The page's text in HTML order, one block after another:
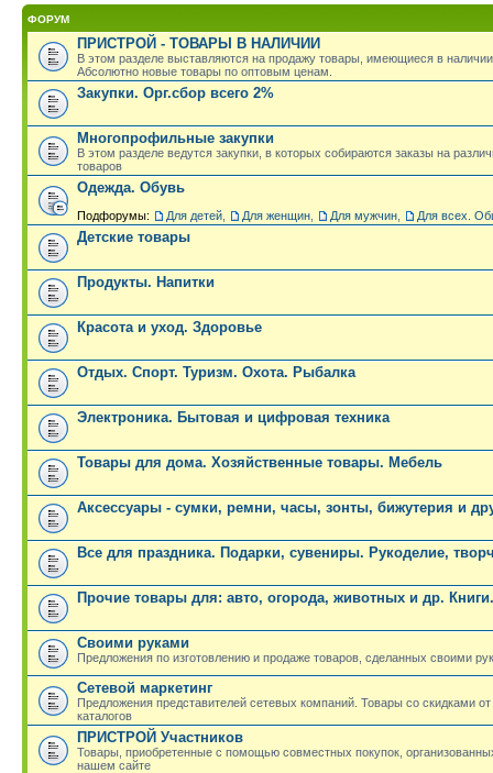
ФОРУМ
ПРИСТРОЙ - ТОВАРЫ В НАЛИЧИИ
В этом разделе выставляются на продажу товары, имеющиеся в
Абсолютно новые товары по оптовым ценам.
Закупки. Орг.сбор всего 2%
Многопрофильные закупки
В этом разделе ведутся закупки, в которых собираются заказы на
товаров
Одежда. Обувь
Подфорумы: Для детей Для женщин Для мужчин Для всех.
Детские товары
Продукты. Напитки
Красота и уход. Здоровье
Отдых. Спорт. Туризм. Охота. Рыбалка
Электроника. Бытовая и цифровая техника
Товары для дома. Хозяйственные товары. Мебель
Аксессуары - сумки, ремни, часы, зонты, бижутерия и
Все для праздника. Подарки, сувениры. Рукоделие,
Прочие товары для: авто, огорода, животных и др.
Своими руками
Предложения по изготовлению и продаже товаров, сделанных своими
Сетевой маркетинг
Предложения представителей сетевых компаний. Товары со скидками
каталогов
ПРИСТРОЙ Участников
Товары, приобретенные с помощью совместных покупок,
нашем сайте